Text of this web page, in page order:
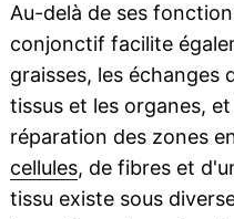
Au-delà de ses
conjonctif facilite
graisses, les échanges
tissus et les organes,
réparation des zones
cellules, de fibres et
tissu existe sous